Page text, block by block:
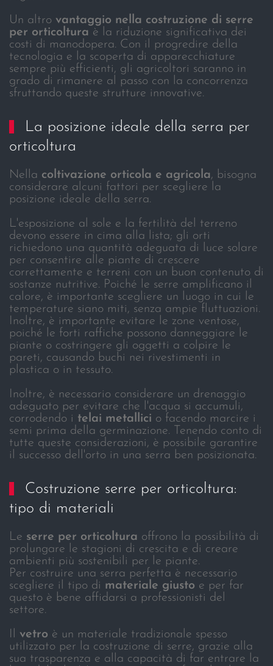
Un altro vantaggio nella costruzione di serre
per orticoltura è la riduzione significativa dei
costi di manodopera. Con il progredire della
tecnologia e la scoperta di apparecchiature
sempre più efficienti, gli agricoltori saranno in
grado di rimanere al passo con la concorrenza
sfruttando queste strutture innovative.
La posizione ideale della serra per
orticoltura
Nella coltivazione orticola e agricola, bisogna
considerare alcuni fattori per scegliere la
posizione ideale della serra.
L'esposizione al sole e la fertilità del terreno
devono essere in cima alla lista; gli orti
richiedono una quantità adeguata di luce solare
per consentire alle piante di crescere
correttamente e terreni con un buon contenuto di
sostanze nutritive. Poiché le serre amplificano il
calore, è importante scegliere un luogo in cui le
temperature siano miti, senza ampie fluttuazioni.
Inoltre, è importante evitare le zone ventose,
poiché le forti raffiche possono danneggiare le
piante o costringere gli oggetti a colpire le
pareti, causando buchi nei rivestimenti in
plastica o in tessuto.
Inoltre, è necessario considerare un drenaggio
adeguato per evitare che l'acqua si accumuli,
corrodendo i telai metallici o facendo marcire i
semi prima della germinazione. Tenendo conto di
tutte queste considerazioni, è possibile garantire
il successo dell'orto in una serra ben posizionata.
Costruzione serre per orticoltura:
tipo di materiali
Le serre per orticoltura offrono la possibilità di
prolungare le stagioni di crescita e di creare
ambienti più sostenibili per le piante.
Per costruire una serra perfetta è necessario
scegliere il tipo di materiale giusto e per far
questo è bene affidarsi a professionisti del
settore.
Il vetro è un materiale tradizionale spesso
utilizzato per la costruzione di serre, grazie alla
sua trasparenza e alla capacità di far entrare la